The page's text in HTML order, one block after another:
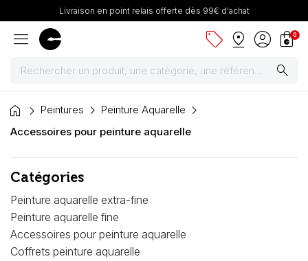
Livraison en point relais offerte dès 99€ d'achat
menu sell pin_drop account_circle shopping_bag
0
search
Peintures
Châssis, toiles & chevalets
Papiers
Dessin & arts graphiques
home Peintures
Peinture Aquarelle
Accessoires pour peinture aquarelle
Catégories
Peinture aquarelle extra-fine
Peinture aquarelle fine
Accessoires pour peinture aquarelle
Coffrets peinture aquarelle